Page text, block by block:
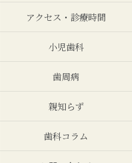
アクセス・診療時間
小児歯科
歯周病
親知らず
歯科コラム